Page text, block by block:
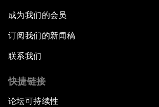
成为我们的会员
订阅我们的新闻稿
联系我们
快捷链接
论坛可持续性